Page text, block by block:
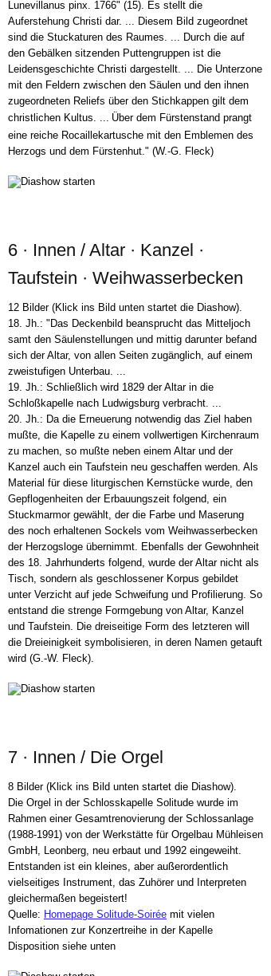
Lunevillanus pinx. 1766" (15). Es stellt die
Auferstehung Christi dar. ... Diesem Bild zugeordnet
sind die Stuckaturen des Raumes. ... Durch die auf
den Gebälken sitzenden Puttengruppen ist die
Leidensgeschichte Christi dargestellt. ... Die Unterzone
mit den Feldern zwischen den Säulen und den ihnen
zugeordneten Reliefs über den Stichkappen gilt dem
christlichen Kultus. ... Über dem Fürstenstand prangt
eine reiche Rocaillekartusche mit den Emblemen des
Herzogs und dem Fürstenhut." (W.-G. Fleck)
6 · Innen / Altar · Kanzel ·
Taufstein · Weihwasserbecken
12 Bilder (Klick ins Bild unten startet die Diashow).
18. Jh.: "Das Deckenbild beansprucht das Mitteljoch
samt den Säulenstellungen und mittig darunter befand
sich der Altar, von allen Seiten zugänglich, auf einem
zweistufigen Unterbau. ...
19. Jh.: Schließlich wird 1829 der Altar in die
Schloßkapelle nach Ludwigsburg verbracht. ...
20. Jh.: Da die Erneuerung notwendig das Ziel haben
mußte, die Kapelle zu einem vollwertigen Kirchenraum
zu machen, so mußte neben einem Altar und der
Kanzel auch ein Taufstein neu geschaffen werden. Als
Material für diese liturgischen Kernstücke wurde, den
Gepflogenheiten der Erbauungszeit folgend, ein
Stuckmarmor gewählt, der die Farbe und Maserung
des noch erhaltenen Sockels vom Weihwasserbecken
der Herzogsloge übernimmt. Ebenfalls der Gewohnheit
des 18. Jahrhunderts folgend, wurde der Altar nicht als
Tisch, sondern als geschlossener Korpus gebildet
unter Verzicht auf jede Schweifung und Profilierung. So
entstand die strenge Formgebung von Altar, Kanzel
und Taufstein. Die dreiseitige Form des letzteren will
die Dreieinigkeit symbolisieren, in deren Namen getauft
wird (G.-W. Fleck).
7 · Innen / Die Orgel
8 Bilder (Klick ins Bild unten startet die Diashow).
Die Orgel in der Schlosskapelle Solitude wurde im
Rahmen einer Gesamtrenovierung der Schlossanlage
(1988-1991) von der Werkstätte für Orgelbau Mühleisen
GmbH, Leonberg, neu erbaut und 1992 eingeweiht.
Entstanden ist ein kleines, aber außerordentlich
vielseitiges Instrument, das Zuhörer und Interpreten
gleichermaßen begeistert!
Quelle: Homepage Solitude-Soirée mit vielen
Infomationen zur Konzertreihe in der Kapelle
Disposition siehe unten